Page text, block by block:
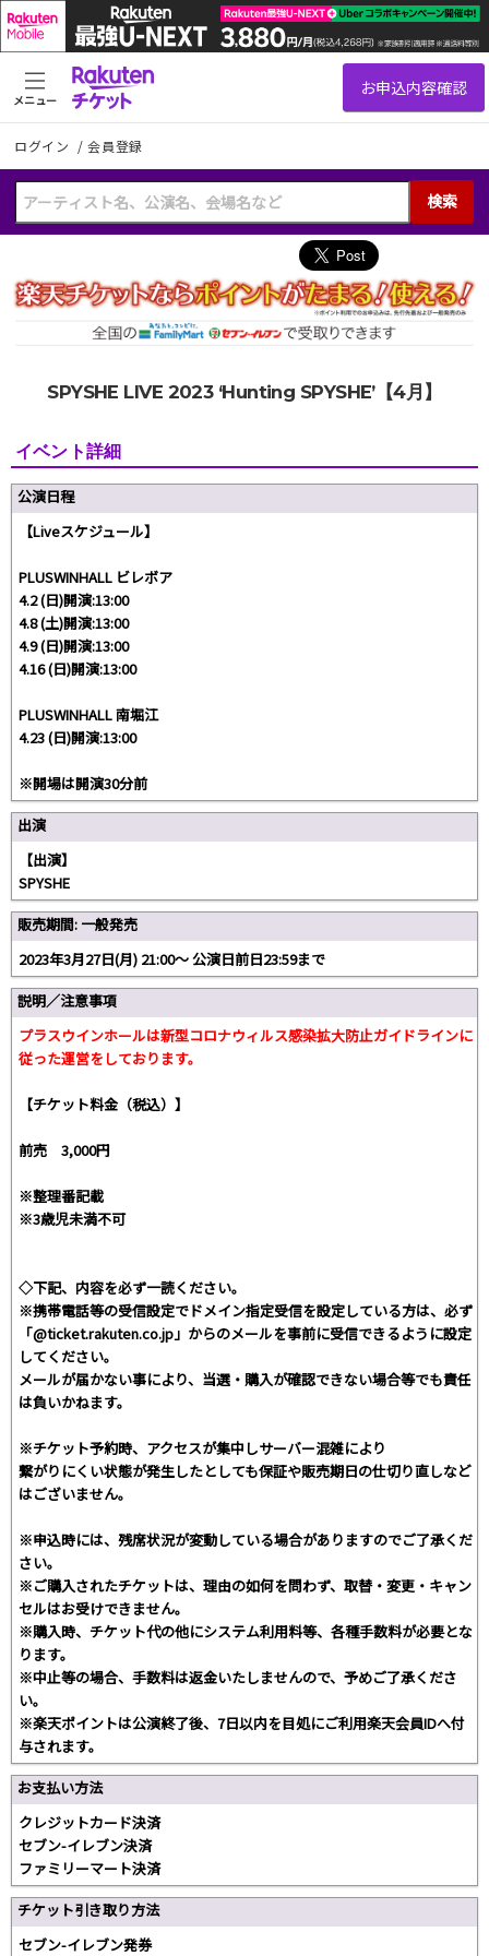
ログイン /会員登録
検索
メニュー
SPYSHE LIVE 2023 ‘Hunting SPYSHE’【4月】
イベント詳細
公演日程
【Liveスケジュール】
PLUSWINHALL ビレボア
4.2 (日)開演:13:00
4.8 (土)開演:13:00
4.9 (日)開演:13:00
4.16 (日)開演:13:00
PLUSWINHALL 南堀江
4.23 (日)開演:13:00
※開場は開演30分前
出演
【出演】
SPYSHE
販売期間: 一般発売
2023年3月27日(月) 21:00〜 公演日前日23:59まで
説明／注意事項
プラスウインホールは新型コロナウィルス感染拡大防止ガイドラインに
従った運営をしております。
【チケット料金（税込）】
前売 3,000円
※整理番記載
※3歳児未満不可
◇下記、内容を必ず一読ください。
※携帯電話等の受信設定でドメイン指定受信を設定している方は、必ず
「@ticket.rakuten.co.jp」からのメールを事前に受信できるように設定
してください。
メールが届かない事により、当選・購入が確認できない場合等でも責任
は負いかねます。
※チケット予約時、アクセスが集中しサーバー混雑により
繋がりにくい状態が発生したとしても保証や販売期日の仕切り直しなど
はございません。
※申込時には、残席状況が変動している場合がありますのでご了承くだ
さい。
※ご購入されたチケットは、理由の如何を問わず、取替・変更・キャン
セルはお受けできません。
※購入時、チケット代の他にシステム利用料等、各種手数料が必要とな
ります。
※中止等の場合、手数料は返金いたしませんので、予めご了承くださ
い。
※楽天ポイントは公演終了後、7日以内を目処にご利用楽天会員IDへ付
与されます。
お支払い方法
クレジットカード決済
セブン-イレブン決済
ファミリーマート決済
チケット引き取り方法
セブン-イレブン発券